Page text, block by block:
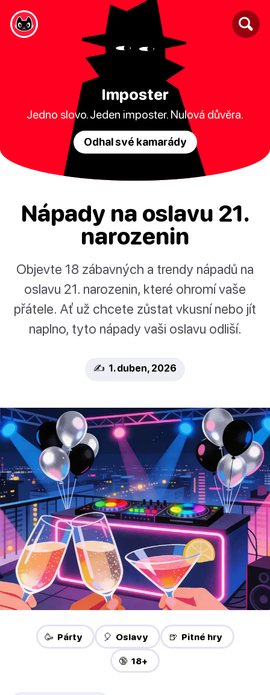
Imposter
Jedno slovo. Jeden imposter. Nulová důvěra.
Odhal své kamarády
Nápady na oslavu 21.
narozenin
Objevte 18 zábavných a trendy nápadů na
oslavu 21. narozenin, které ohromí vaše
přátele. Ať už chcete zůstat vkusní nebo jít
naplno, tyto nápady vaši oslavu odliší.
✍️ 1. duben, 2026
🥳 Párty 🎈 Oslavy 🍺 Pitné hry
🔞 18+